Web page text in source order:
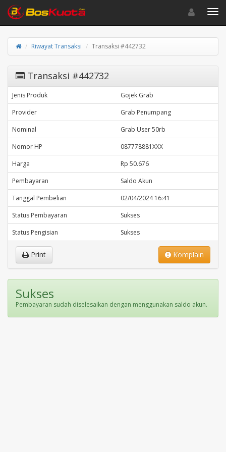
Toggle
Riwayat Transaksi Transaksi #442732
Transaksi #442732
Jenis Produk
Gojek Grab
Provider
Grab Penumpang
Nominal
Grab User 50rb
Nomor HP
087778881XXX
Harga
Rp 50.676
Pembayaran
Saldo Akun
Tanggal Pembelian
02/04/2024 16:41
Status Pembayaran
Sukses
Status Pengisian
Sukses
Komplain
Print
Sukses
Pembayaran sudah diselesaikan dengan menggunakan saldo akun.